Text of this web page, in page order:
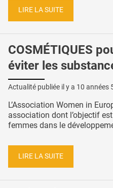
LIRE LA SUITE
COSMÉTIQUES
éviter les
Actualité publiée il y a 10 années
L’Association Women in
association dont l’objectif
femmes dans le
LIRE LA SUITE